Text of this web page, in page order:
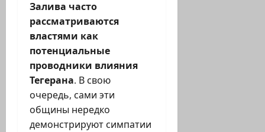
Залива часто
рассматриваются
властями как
потенциальные
проводники влияния
Тегерана. В свою
очередь, сами эти
общины нередко
демонстрируют симпатии